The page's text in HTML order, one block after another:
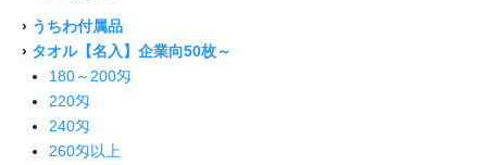
› うちわ付属品
› タオル【名入】企業向50枚～
180～200匁
220匁
240匁
260匁以上